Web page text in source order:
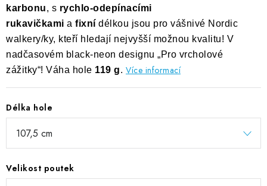
karbonu, s rychlo-odepínacími
rukavičkami a fixní délkou jsou pro vášnivé Nordic
walkery/ky, kteří hledají nejvyšší možnou kvalitu! V
nadčasovém black-neon designu „Pro vrcholové
zážitky“! Váha hole 119 g. Více informací
Délka hole
Velikost poutek